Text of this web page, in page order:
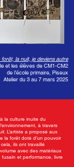
forêt, la nuit, je deviens autre
et les élèves de CM1-CM2
de l’école primaire, Piseux
Atelier du 3 au 7 mars 2025
la culture inuite du
à travers
L’artiste a proposé aux
la forêt doté d’un pouvoir
ils ont travaillé
avec des matériaux
et performance, livre